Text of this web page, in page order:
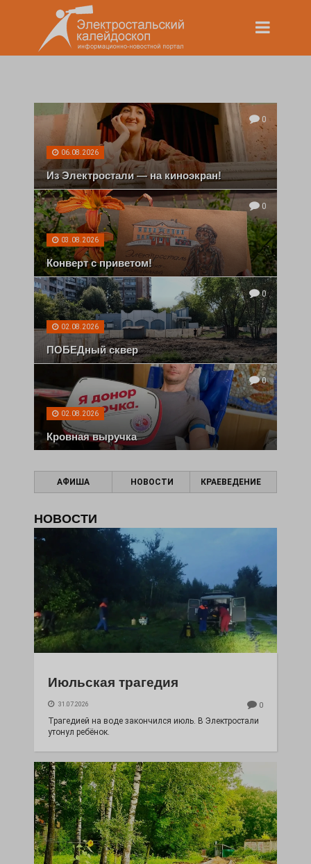
0
06.08.2026
Из Электростали — на киноэкран!
0
03.08.2026
Конверт с приветом!
0
02.08.2026
ПОБЕДный сквер
0
02.08.2026
Кровная выручка
АФИША НОВОСТИ КРАЕВЕДЕНИЕ
НОВОСТИ
Июльская трагедия
31.07.2026 0
Трагедией на воде закончился июль. В Электростали
утонул ребёнок.